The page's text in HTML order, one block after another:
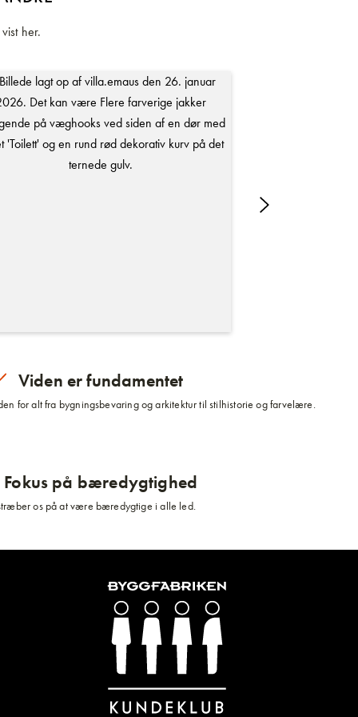
her.
Viden er fundamentet
for alt fra bygningsbevaring og arkitektur til stilhistorie og farvelære.
Fokus på bæredygtighed
os på at være bæredygtige i alle led.